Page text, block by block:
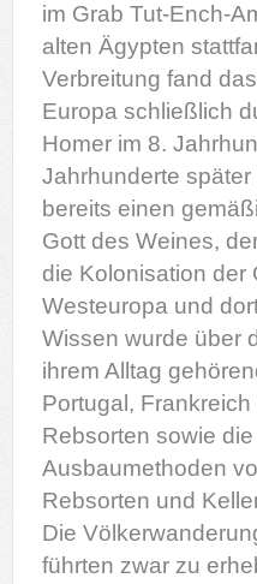
im Grab Tut-Ench-
alten Ägypten
Verbreitung fand
Europa schließlich
Homer im 8.
Jahrhunderte
bereits einen
Gott des Weines,
die Kolonisation der
Westeuropa und
Wissen wurde über
ihrem Alltag
Portugal,
Rebsorten sowie
Ausbaumethoden
Rebsorten und
Die
führten zwar zu